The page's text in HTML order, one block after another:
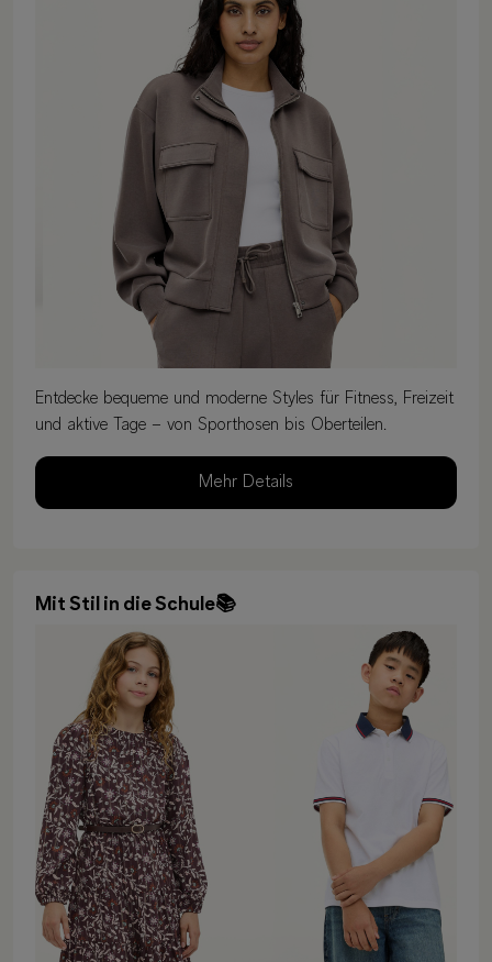
Entdecke bequeme und moderne Styles für Fitness, Freizeit
und aktive Tage – von Sporthosen bis Oberteilen.
Mehr Details
Mit Stil in die Schule📚